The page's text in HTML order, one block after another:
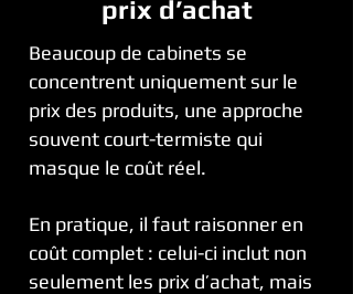
prix d’achat
Beaucoup de cabinets se
concentrent uniquement sur le
prix des produits, une approche
souvent court-termiste qui
masque le coût réel.
En pratique, il faut raisonner en
coût complet : celui-ci inclut non
seulement les prix d’achat, mais